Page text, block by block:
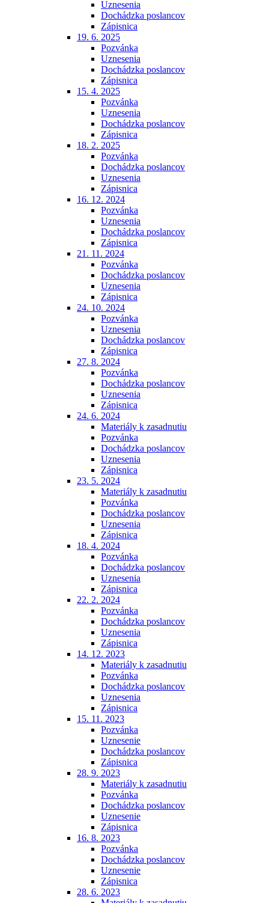
Uznesenia
Dochádzka poslancov
Zápisnica
19. 6. 2025
Pozvánka
Uznesenia
Dochádzka poslancov
Zápisnica
15. 4. 2025
Pozvánka
Uznesenia
Dochádzka poslancov
Zápisnica
18. 2. 2025
Pozvánka
Dochádzka poslancov
Uznesenia
Zápisnica
16. 12. 2024
Pozvánka
Uznesenia
Dochádzka poslancov
Zápisnica
21. 11. 2024
Pozvánka
Dochádzka poslancov
Uznesenia
Zápisnica
24. 10. 2024
Pozvánka
Uznesenia
Dochádzka poslancov
Zápisnica
27. 8. 2024
Pozvánka
Dochádzka poslancov
Uznesenia
Zápisnica
24. 6. 2024
Materiály k zasadnutiu
Pozvánka
Dochádzka poslancov
Uznesenia
Zápisnica
23. 5. 2024
Materiály k zasadnutiu
Pozvánka
Dochádzka poslancov
Uznesenia
Zápisnica
18. 4. 2024
Pozvánka
Dochádzka poslancov
Uznesenia
Zápisnica
22. 2. 2024
Pozvánka
Dochádzka poslancov
Uznesenia
Zápisnica
14. 12. 2023
Materiály k zasadnutiu
Pozvánka
Dochádzka poslancov
Uznesenia
Zápisnica
15. 11. 2023
Pozvánka
Uznesenie
Dochádzka poslancov
Zápisnica
28. 9. 2023
Materiály k zasadnutiu
Pozvánka
Dochádzka poslancov
Uznesenie
Zápisnica
16. 8. 2023
Pozvánka
Dochádzka poslancov
Uznesenie
Zápisnica
28. 6. 2023